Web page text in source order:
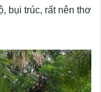
bụi trúc, rất nên thơ